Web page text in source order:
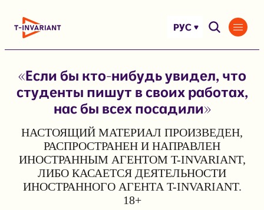
РУС
«Если бы кто-нибудь увидел, что
студенты пишут в своих работах,
нас бы всех посадили»
НАСТОЯЩИЙ МАТЕРИАЛ ПРОИЗВЕДЕН,
РАСПРОСТРАНЕН И НАПРАВЛЕН
ИНОСТРАННЫМ АГЕНТОМ T-INVARIANT,
ЛИБО КАСАЕТСЯ ДЕЯТЕЛЬНОСТИ
ИНОСТРАННОГО АГЕНТА T-INVARIANT.
18+